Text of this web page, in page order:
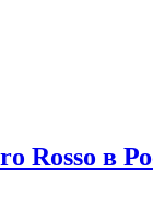
Rosso в